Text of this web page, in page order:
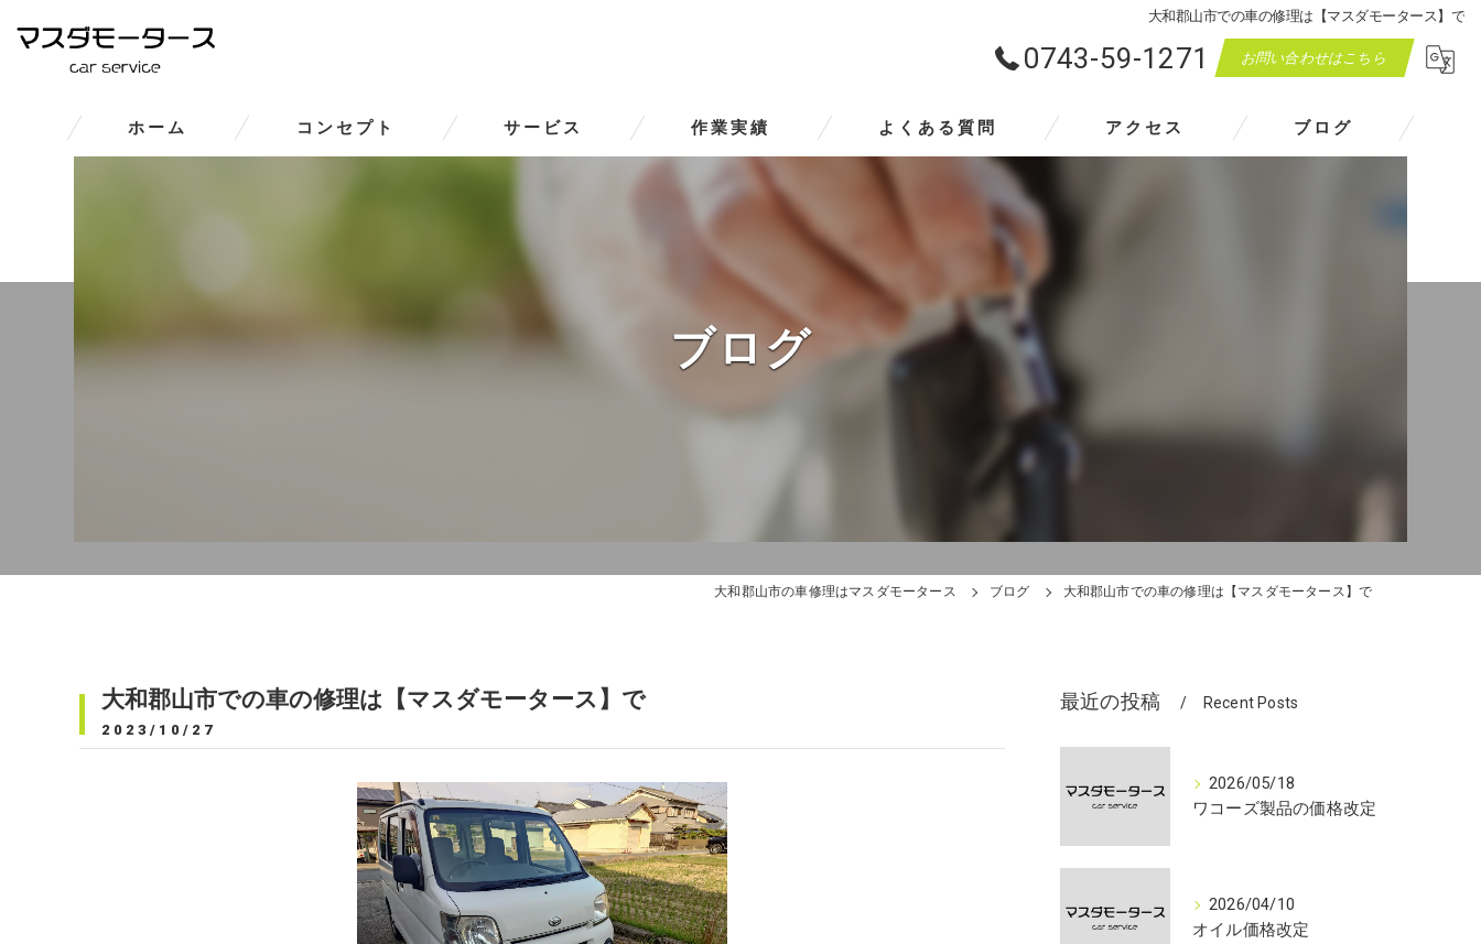
大和郡山市での車の修理は【マスダモータース】で
0743-59-1271 お問い合わせはこちら
ホーム コンセプト サービス 作業実績 よくある質問 アクセス ブログ
ブログ
大和郡山市の車修理はマスダモータース ブログ 大和郡山市での車の修理は【マスダモータース】で
大和郡山市での車の修理は【マスダモータース】で
2023/10/27
最近の投稿 Recent Posts
2026/05/18
ワコーズ製品の価格改定
2026/04/10
オイル価格改定